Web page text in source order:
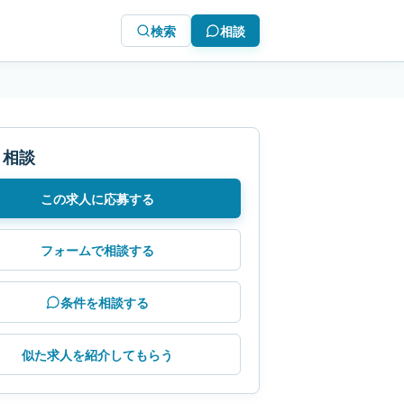
検索 相談
談
この求人に応募する
フォームで相談する
条件を相談する
似た求人を紹介してもらう